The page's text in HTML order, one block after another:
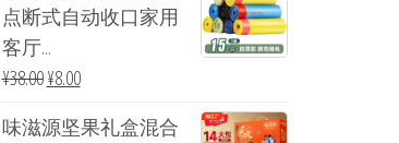
点断式自动收口家用
客厅...
¥38.00¥8.00
味滋源坚果礼盒混合